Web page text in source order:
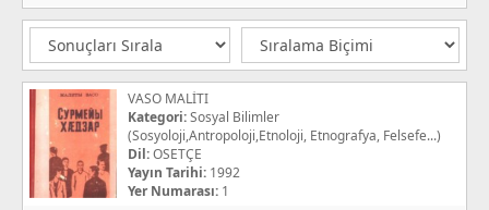
VASO MALİTI
Kategori:Sosyal Bilimler
(Sosyoloji,Antropoloji,Etnoloji, Etnografya, Felsefe...)
Dil:OSETÇE
Yayın Tarihi: 1992
Yer Numarası: 1